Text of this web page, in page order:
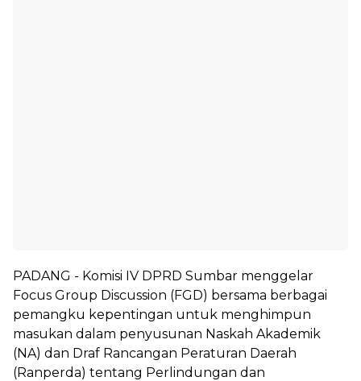
PADANG - Komisi IV DPRD Sumbar menggelar
Focus Group Discussion (FGD) bersama berbagai
pemangku kepentingan untuk menghimpun
masukan dalam penyusunan Naskah Akademik
(NA) dan Draf Rancangan Peraturan Daerah
(Ranperda) tentang Perlindungan dan